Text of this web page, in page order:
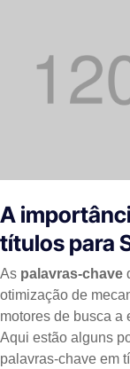
A
títulos para
As palavras-chave
otimização de
motores de busca a
Aqui estão alguns
palavras-chave em